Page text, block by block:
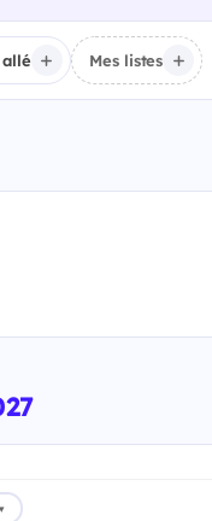
allé Mes listes